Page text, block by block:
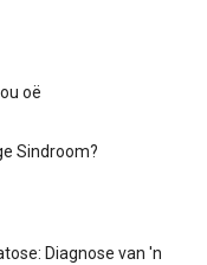
oë
Sindroom?
Diagnose van 'n